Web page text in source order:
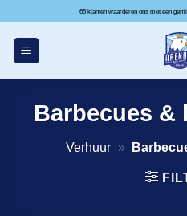
inhoud
65 klanten
Barbecues &
Verhuur »